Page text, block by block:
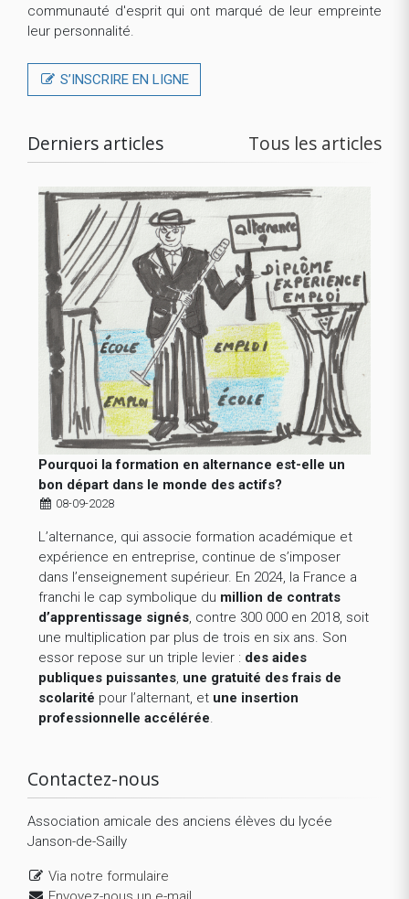
communauté d'esprit qui ont marqué de leur empreinte
leur personnalité.
S’INSCRIRE EN LIGNE
Derniers articles Tous les articles
Pourquoi la formation en alternance est-elle un
bon départ dans le monde des actifs?
08-09-2028
L’alternance, qui associe formation académique et
expérience en entreprise, continue de s’imposer
dans l’enseignement supérieur. En 2024, la France a
franchi le cap symbolique du million de contrats
d’apprentissage signés, contre 300 000 en 2018, soit
une multiplication par plus de trois en six ans. Son
essor repose sur un triple levier : des aides
publiques puissantes, une gratuité des frais de
scolarité pour l’alternant, et une insertion
professionnelle accélérée.
Contactez-nous
Association amicale des anciens élèves du lycée
Janson-de-Sailly
Via notre formulaire